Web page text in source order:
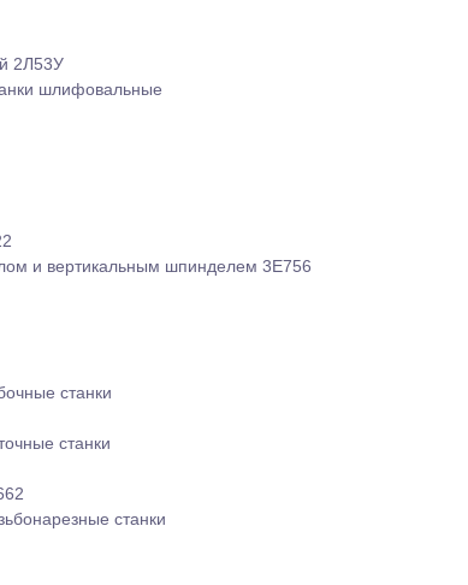
2Л53У
шлифовальные
и вертикальным шпинделем 3Е756
станки
станки
станки